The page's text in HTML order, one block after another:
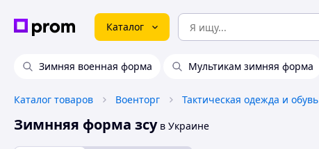
Каталог
Зимняя военная форма Мультикам зимняя форма
Каталог товаров Военторг Тактическая одежда и обувь
Зимнняя форма зсув Украине